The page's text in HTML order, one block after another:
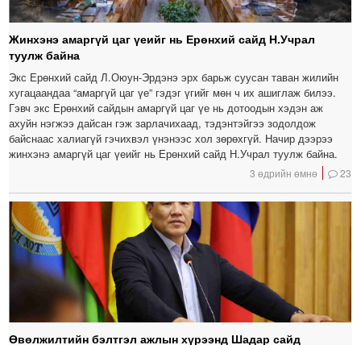
Жинхэнэ амаргүй цаг үеийг нь Ерөнхий сайд Н.Учрал
туулж байна
Экс Ерөнхий сайд Л.Оюун-Эрдэнэ эрх барьж суусан таван жилийн
хугацаандаа “амаргүй цаг үе” гэдэг үгийг мөн ч их ашиглаж билээ.
Гэвч экс Ерөнхий сайдын амаргүй цаг үе нь дотоодын хэдэн аж
ахуйн нэгжээ дайсан гэж зарлачихаад, тэдэнтэйгээ зодолдож
байснаас халиагүй гэчихвэл үнэнээс хол зөрөхгүй. Начир дээрээ
жинхэнэ амаргүй цаг үеийг нь Ерөнхий сайд Н.Учрал туулж байна.
3 өдрийн өмнө 23
Өвөлжилтийн бэлтгэл ажлын хүрээнд Шадар сайд